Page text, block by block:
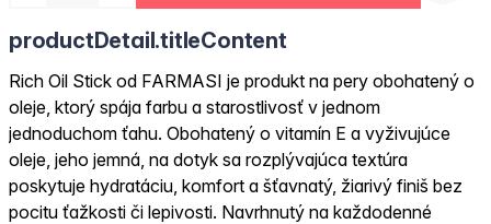
productDetail.titleContent
Rich Oil Stick od FARMASI je produkt na pery obohatený o
oleje, ktorý spája farbu a starostlivosť v jednom
jednoduchom ťahu. Obohatený o vitamín E a vyživujúce
oleje, jeho jemná, na dotyk sa rozplývajúca textúra
poskytuje hydratáciu, komfort a šťavnatý, žiarivý finiš bez
pocitu ťažkosti či lepivosti. Navrhnutý na každodenné